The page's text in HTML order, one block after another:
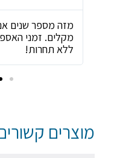
מזה מספר שנים
מקלים. זמני
ללא תחרות!
מוצרים